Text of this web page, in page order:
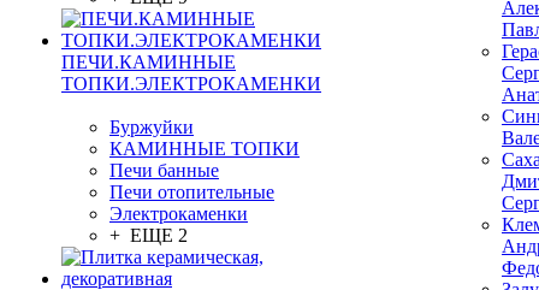
ПЕЧИ.КАМИННЫЕ
ТОПКИ.ЭЛЕКТРОКАМЕНКИ
Буржуйки
КАМИННЫЕ ТОПКИ
Печи банные
Печи отопительные
Электрокаменки
+ ЕЩЕ 2